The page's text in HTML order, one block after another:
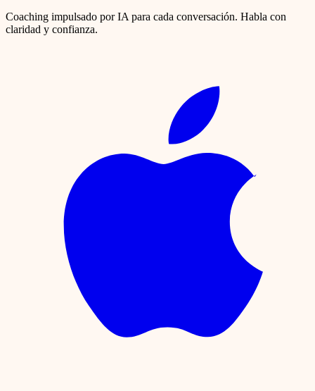
Coaching impulsado por IA para cada conversación. Habla con
claridad y confianza.